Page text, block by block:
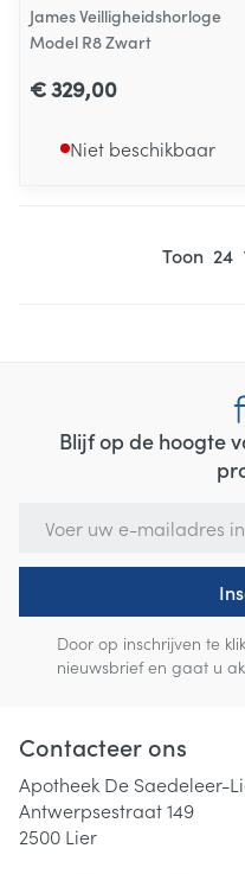
James Veilligheidshorloge
Model R8 Zwart
€ 329,00
Niet beschikbaar
Toon
Blijf op de hoogte
Door op inschrijven te
nieuwsbrief en gaat u
Contacteer ons
Apotheek De Saedeleer-
Antwerpsestraat 149
2500 Lier